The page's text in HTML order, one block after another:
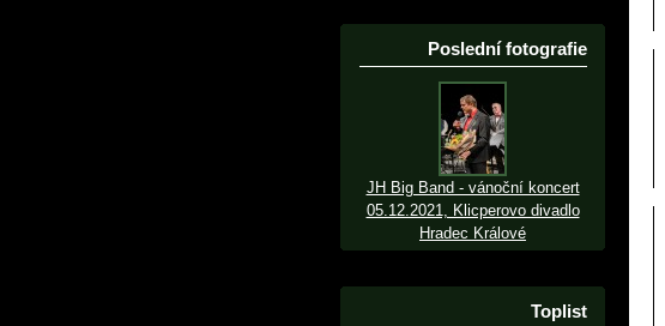
Poslední fotografie
JH Big Band - vánoční koncert
05.12.2021, Klicperovo divadlo
Hradec Králové
Toplist